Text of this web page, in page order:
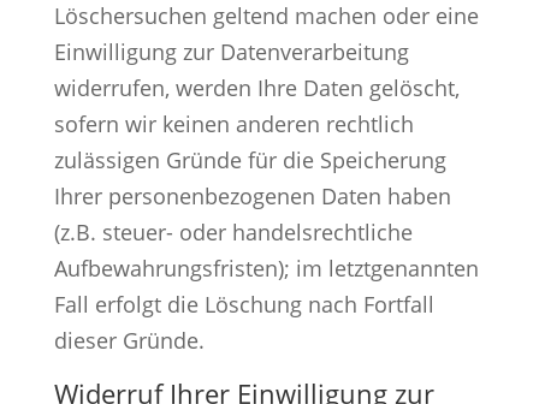
Löschersuchen geltend machen oder eine
Einwilligung zur Datenverarbeitung
widerrufen, werden Ihre Daten gelöscht,
sofern wir keinen anderen rechtlich
zulässigen Gründe für die Speicherung
Ihrer personenbezogenen Daten haben
(z.B. steuer- oder handelsrechtliche
Aufbewahrungsfristen); im letztgenannten
Fall erfolgt die Löschung nach Fortfall
dieser Gründe.
Widerruf Ihrer Einwilligung zur